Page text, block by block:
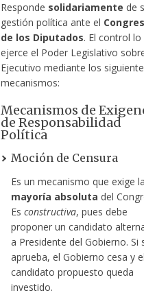
Responde solidariamente de
gestión política ante el
de los Diputados. El control lo
ejerce el Poder Legislativo
Ejecutivo mediante los
mecanismos:
Mecanismos de
de Responsabilidad
Política
Moción de Censura
Es un mecanismo que exige la
mayoría absoluta del
Es constructiva, pues debe
proponer un candidato
a Presidente del Gobierno. Si
aprueba, el Gobierno cesa y el
candidato propuesto queda
investido.